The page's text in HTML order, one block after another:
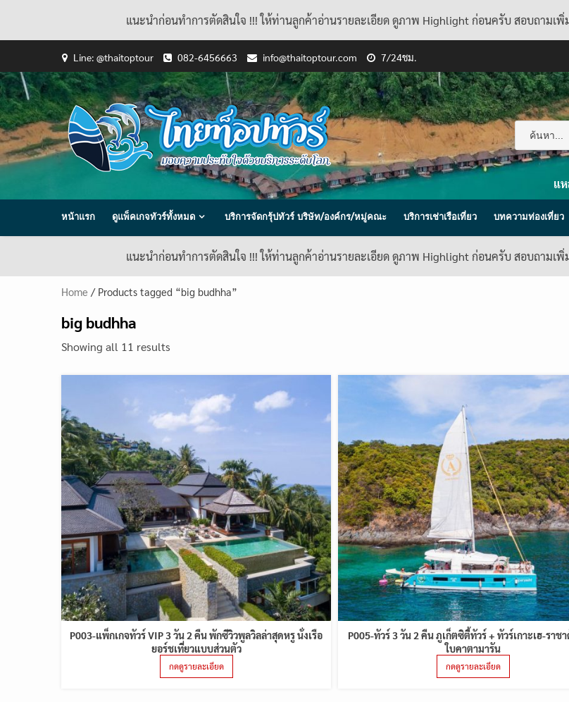
แนะนำก่อนทำการตัดสินใจ !!! ให้ท่านลูกค้าอ่านรายละเอียด ดูภาพ Highlight ก่อนครับ สอบถามเ
content
Line: @thaitoptour 082-6456663 info@thaitoptour.com 7/24ชม.
แ
หน้าแรก ดูแพ็คเกจทัวร์ทั้งหมด บริการจัดกรุ้ปทัวร์ บริษัท/องค์กร/หมู่คณะ บริการเช่าเรือเที่ยว บทความท่องเที่ยว
แนะนำก่อนทำการตัดสินใจ !!! ให้ท่านลูกค้าอ่านรายละเอียด ดูภาพ Highlight ก่อนครับ สอบถามเ
Home / Products tagged “big budhha”
big budhha
Showing all 11 results
P003-แพ็กเกจทัวร์ VIP 3 วัน 2 คืน พักซีวิวพูลวิลล่าสุดหรู นั่งเรือ
ยอร์ชเที่ยวแบบส่วนตัว
กดดูรายละเอียด
P005-ทัวร์ 3 วัน 2 คืน ภูเก็ตซิตี้ทัวร์ + ทัวร์เกาะเฮ-ราชา
ใบคาตามารัน
กดดูรายละเอียด